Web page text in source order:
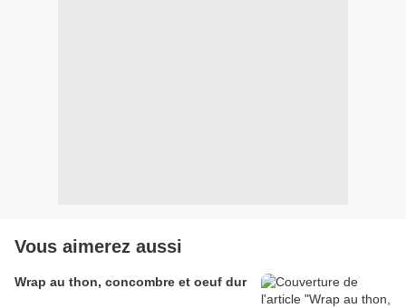
Vous aimerez aussi
Wrap au thon, concombre et oeuf dur